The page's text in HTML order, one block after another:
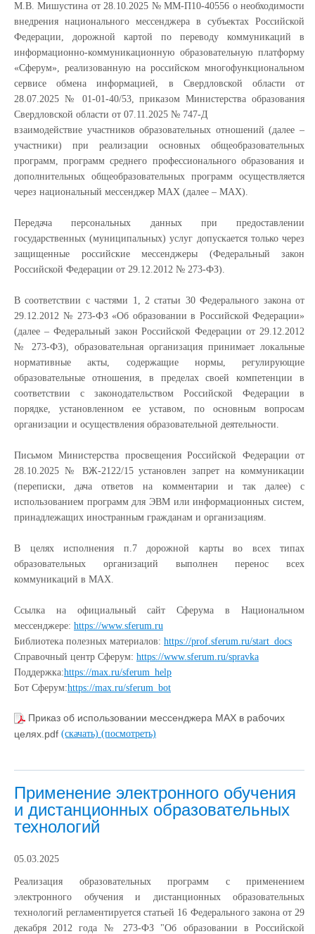
М.В. Мишустина от 28.10.2025 № ММ-П10-40556 о необходимости
внедрения национального мессенджера в субъектах Российской
Федерации, дорожной картой по переводу коммуникаций в
информационно-коммуникационную образовательную платформу
«Сферум», реализованную на российском многофункциональном
сервисе обмена информацией, в Свердловской области от
28.07.2025 № 01-01-40/53, приказом Министерства образования
Свердловской области от 07.11.2025 № 747-Д
взаимодействие участников образовательных отношений (далее –
участники) при реализации основных общеобразовательных
программ, программ среднего профессионального образования и
дополнительных общеобразовательных программ осуществляется
через национальный мессенджер MAX (далее – МАХ).
Передача персональных данных при предоставлении
государственных (муниципальных) услуг допускается только через
защищенные российские мессенджеры (Федеральный закон
Российской Федерации от 29.12.2012 № 273-ФЗ).
В соответствии с частями 1, 2 статьи 30 Федерального закона от
29.12.2012 № 273-ФЗ «Об образовании в Российской Федерации»
(далее – Федеральный закон Российской Федерации от 29.12.2012
№ 273-ФЗ), образовательная организация принимает локальные
нормативные акты, содержащие нормы, регулирующие
образовательные отношения, в пределах своей компетенции в
соответствии с законодательством Российской Федерации в
порядке, установленном ее уставом, по основным вопросам
организации и осуществления образовательной деятельности.
Письмом Министерства просвещения Российской Федерации от
28.10.2025 № ВЖ-2122/15 установлен запрет на коммуникации
(переписки, дача ответов на комментарии и так далее) с
использованием программ для ЭВМ или информационных систем,
принадлежащих иностранным гражданам и организациям.
В целях исполнения п.7 дорожной карты во всех типах
образовательных организаций выполнен перенос всех
коммуникаций в МАХ.
Ссылка на официальный сайт Сферума в Национальном
мессенджере: https://www.sferum.ru
Библиотека полезных материалов: https://prof.sferum.ru/start_docs
Справочный центр Сферум: https://www.sferum.ru/spravka
Поддержка:https://max.ru/sferum_help
Бот Сферум:https://max.ru/sferum_bot
Приказ об использовании мессенджера МАХ в рабочих
целях.pdf (скачать) (посмотреть)
Применение электронного обучения
и дистанционных образовательных
технологий
05.03.2025
Реализация образовательных программ с применением
электронного обучения и дистанционных образовательных
технологий регламентируется статьей 16 Федерального закона от 29
декабря 2012 года № 273-ФЗ "Об образовании в Российской